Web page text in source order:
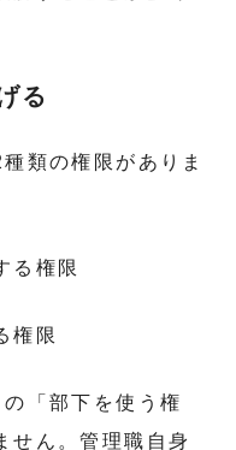
る
類の権限がありま
る権限
権限
「部下を使う権
せん。管理職自身